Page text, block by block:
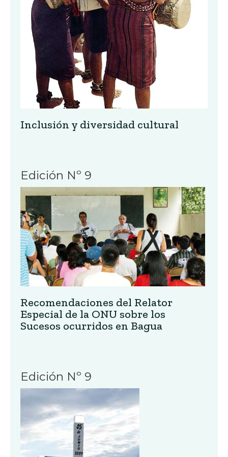
Inclusión y diversidad cultural
Edición Nº 9
Recomendaciones del Relator
Especial de la ONU sobre los
Sucesos ocurridos en Bagua
Edición Nº 9